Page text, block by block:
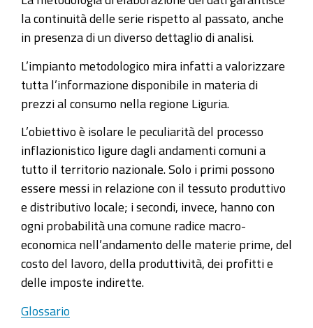
la continuità delle serie rispetto al passato, anche
in presenza di un diverso dettaglio di analisi.
L’impianto metodologico mira infatti a valorizzare
tutta l’informazione disponibile in materia di
prezzi al consumo nella regione Liguria.
L’obiettivo è isolare le peculiarità del processo
inflazionistico ligure dagli andamenti comuni a
tutto il territorio nazionale. Solo i primi possono
essere messi in relazione con il tessuto produttivo
e distributivo locale; i secondi, invece, hanno con
ogni probabilità una comune radice macro-
economica nell’andamento delle materie prime, del
costo del lavoro, della produttività, dei profitti e
delle imposte indirette.
Glossario